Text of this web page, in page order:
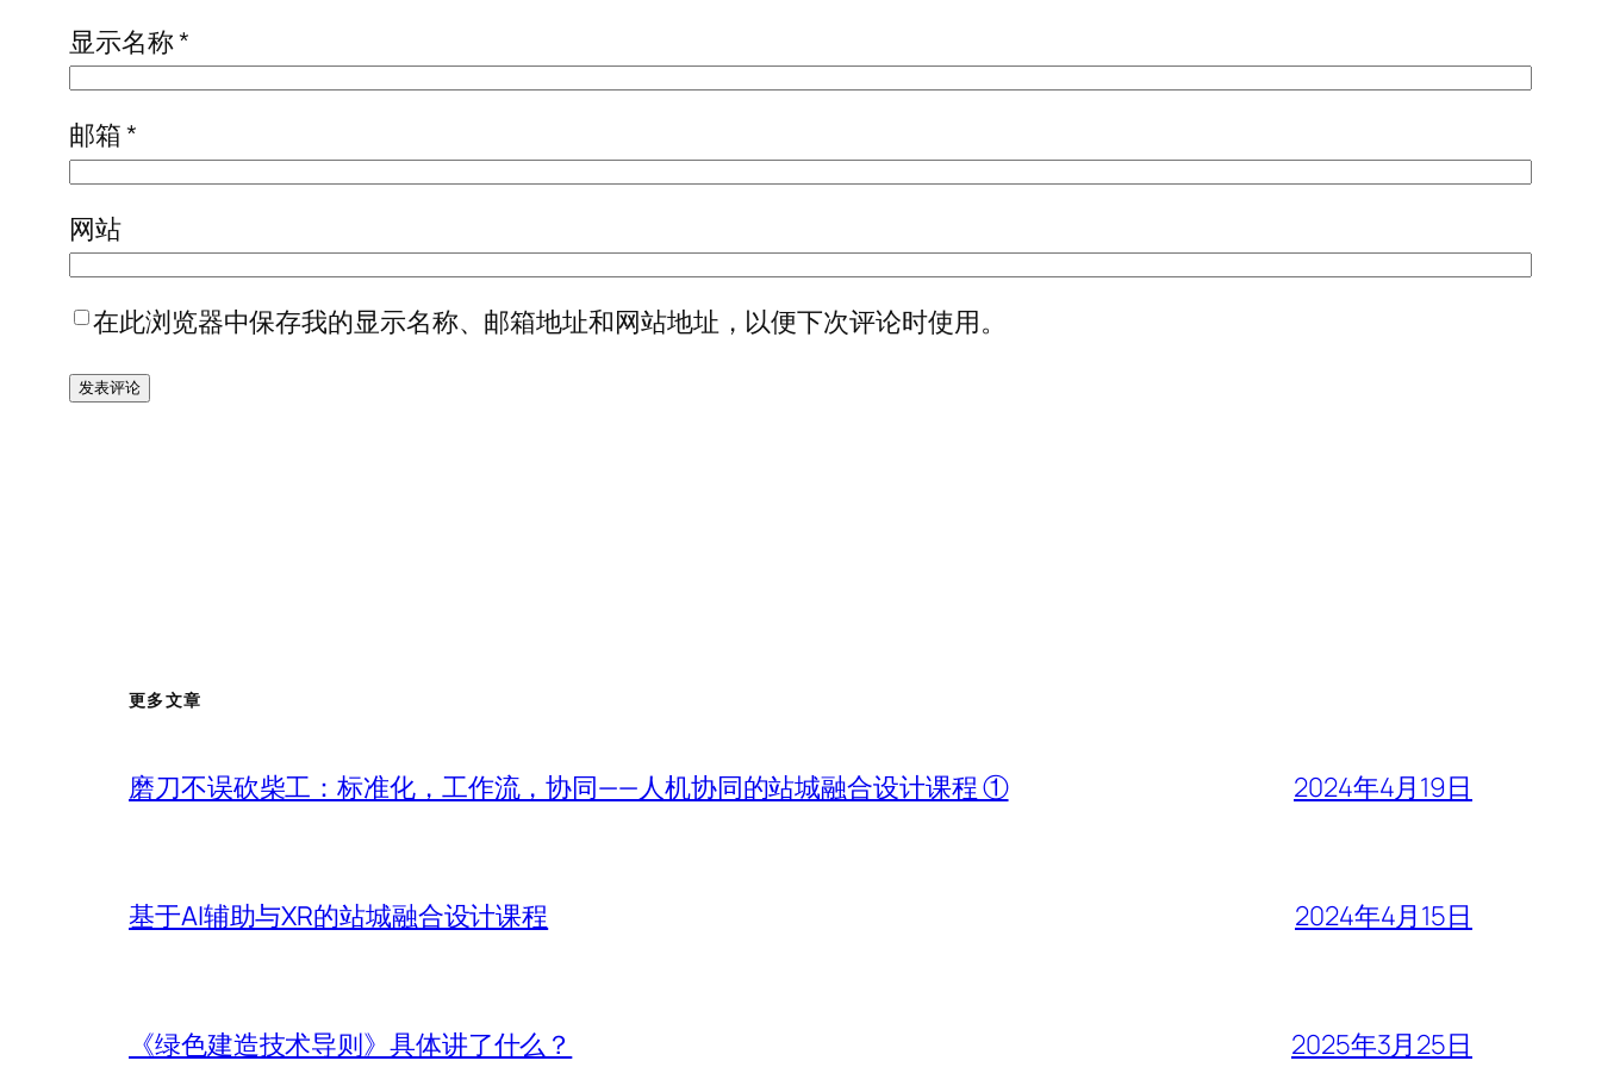
显示名称*
邮箱*
网站
在此浏览器中保存我的显示名称、邮箱地址和网站地址，以便下次评论时使用。
更多文章
磨刀不误砍柴工：标准化，工作流，协同——人机协同的站城融合设计课程 ① 2024年4月19日
基于AI辅助与XR的站城融合设计课程 2024年4月15日
《绿色建造技术导则》具体讲了什么？ 2025年3月25日